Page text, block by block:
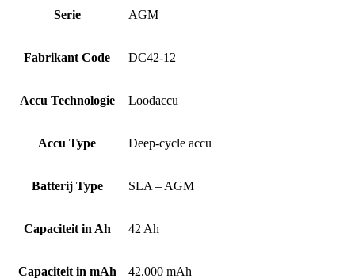
Serie AGM
Fabrikant Code DC42-12
Accu Technologie Loodaccu
Accu Type Deep-cycle accu
Batterij Type SLA – AGM
Capaciteit in Ah 42 Ah
Capaciteit in mAh 42.000 mAh